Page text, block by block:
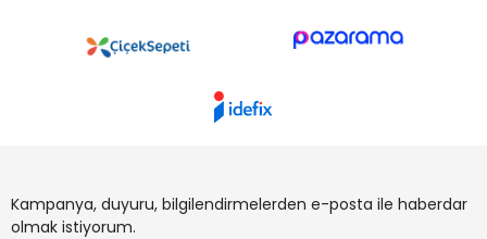
Kampanya, duyuru, bilgilendirmelerden e-posta ile haberdar
olmak istiyorum.